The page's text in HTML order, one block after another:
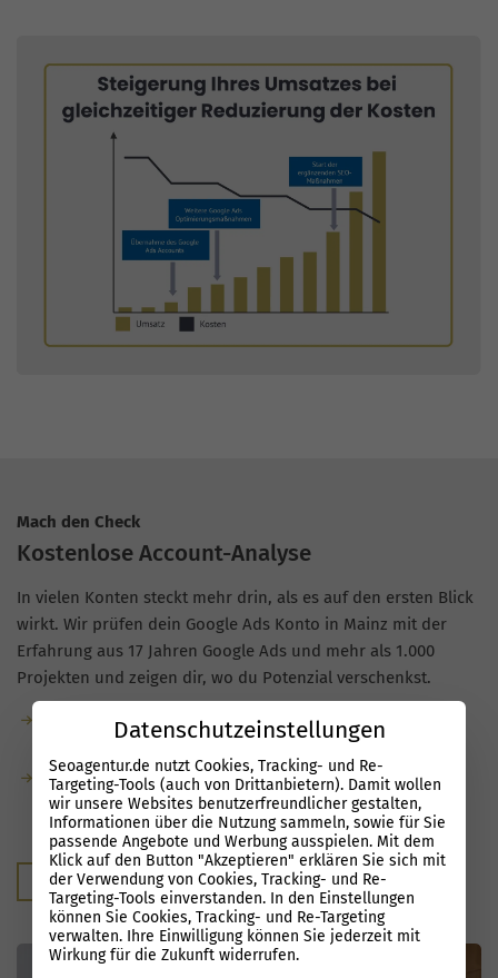
Mach den Check
Kostenlose Account-Analyse
In vielen Konten steckt mehr drin, als es auf den ersten Blick
wirkt. Wir prüfen dein Google Ads Konto in Mainz mit der
Erfahrung aus 17 Jahren Google Ads und mehr als 1.000
Projekten und zeigen dir, wo du Potenzial verschenkst.
Kostenlose Analyse: kostenfrei, unverbindlich und mit
Du bekommst konkrete Hinweise zu
Optimierungsmöglichkeiten und erkennst, welches
Potenzial in deinen Kampagnen steckt.
Kostenloser Audit
Datenschutzeinstellungen
Seoagentur.de nutzt Cookies, Tracking- und Re-
Targeting-Tools (auch von Drittanbietern). Damit wollen
wir unsere Websites benutzerfreundlicher gestalten,
Informationen über die Nutzung sammeln, sowie für Sie
passende Angebote und Werbung ausspielen. Mit dem
Klick auf den Button "Akzeptieren" erklären Sie sich mit
der Verwendung von Cookies, Tracking- und Re-
Targeting-Tools einverstanden. In den Einstellungen
können Sie Cookies, Tracking- und Re-Targeting
verwalten. Ihre Einwilligung können Sie jederzeit mit
Wirkung für die Zukunft widerrufen.